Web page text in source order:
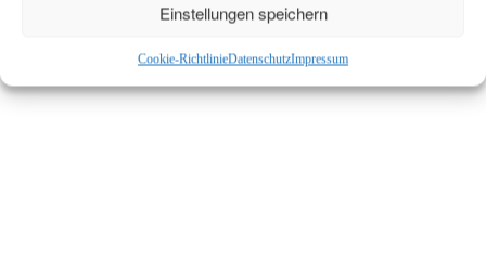
Einstellungen speichern
Cookie-RichtlinieDatenschutzImpressum